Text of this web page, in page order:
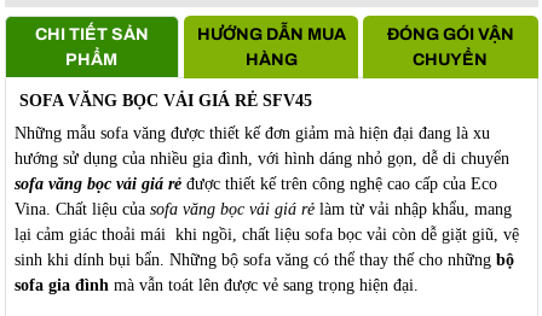
CHI TIẾT SẢN
PHẨM
HƯỚNG DẪN MUA
HÀNG
ĐÓNG GÓI VẬN
CHUYỂN
SOFA VĂNG BỌC VẢI GIÁ RẺ SFV45
Những mẫu sofa văng được thiết kế đơn giảm mà hiện đại đang là xu
hướng sử dụng của nhiều gia đình, với hình dáng nhỏ gọn, dễ di chuyển
sofa văng bọc vải giá rẻđược thiết kế trên công nghệ cao cấp của Eco
Vina. Chất liệu của sofa văng bọc vải giá rẻlàm từ vải nhập khẩu, mang
lại cảm giác thoải mái khi ngồi, chất liệu sofa bọc vải còn dễ giặt giũ, vệ
sinh khi dính bụi bẩn. Những bộ sofa văng có thể thay thế cho những bộ
sofa gia đình mà vẫn toát lên được vẻ sang trọng hiện đại.